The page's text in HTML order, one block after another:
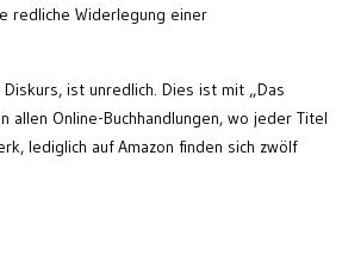
redliche Widerlegung einer
ist unredlich. Dies ist mit „Das
allen Online-Buchhandlungen, wo jeder Titel
lediglich auf Amazon finden sich zwölf